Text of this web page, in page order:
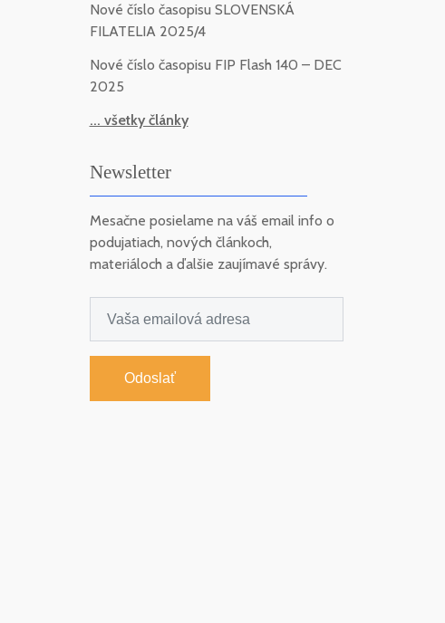
Nové číslo časopisu SLOVENSKÁ
FILATELIA 2025/4
Nové číslo časopisu FIP Flash 140 – DEC
2025
... všetky články
Newsletter
Mesačne posielame na váš email info o
podujatiach, nových článkoch,
materiáloch a ďalšie zaujímavé správy.
Odoslať